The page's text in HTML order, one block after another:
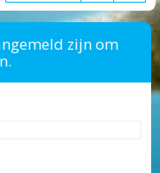
zijn om